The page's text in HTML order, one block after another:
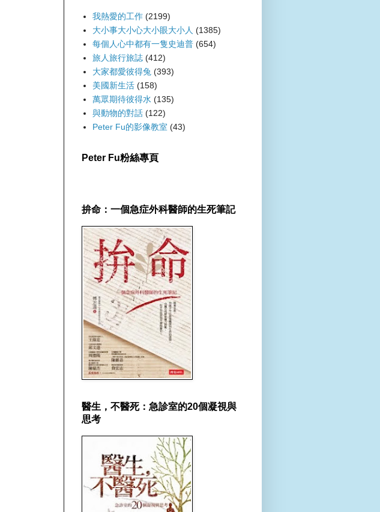
我熱愛的工作 (2199)
大小事大小心大小眼大小人 (1385)
每個人心中都有一隻史迪普 (654)
旅人旅行旅誌 (412)
大家都愛彼得兔 (393)
美國新生活 (158)
萬眾期待彼得水 (135)
與動物的對話 (122)
Peter Fu的影像教室 (43)
Peter Fu粉絲專頁
拚命：一個急症外科醫師的生死筆記
醫生，不醫死：急診室的20個凝視與
思考